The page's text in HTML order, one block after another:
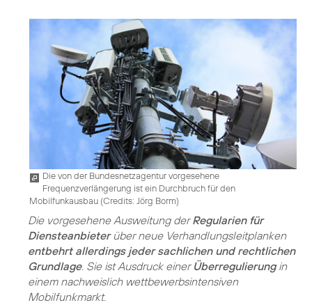
Die von der Bundesnetzagentur vorgesehene
Frequenzverlängerung ist ein Durchbruch für den
Mobilfunkausbau (Credits: Jörg Borm)
Die vorgesehene Ausweitung derRegularien für
Diensteanbieterüber neue Verhandlungsleitplanken
entbehrt allerdings jeder sachlichen und rechtlichen
Grundlage. Sie ist Ausdruck einer Überregulierungin
einem nachweislich wettbewerbsintensiven
Mobilfunkmarkt.